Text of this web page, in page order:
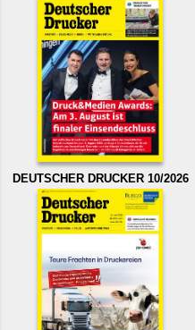
DEUTSCHER DRUCKER 10/2026